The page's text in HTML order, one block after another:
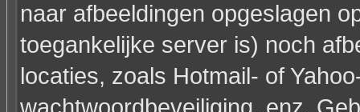
naar afbeeldingen opgeslagen
toegankelijke server is) noch
locaties, zoals Hotmail- of